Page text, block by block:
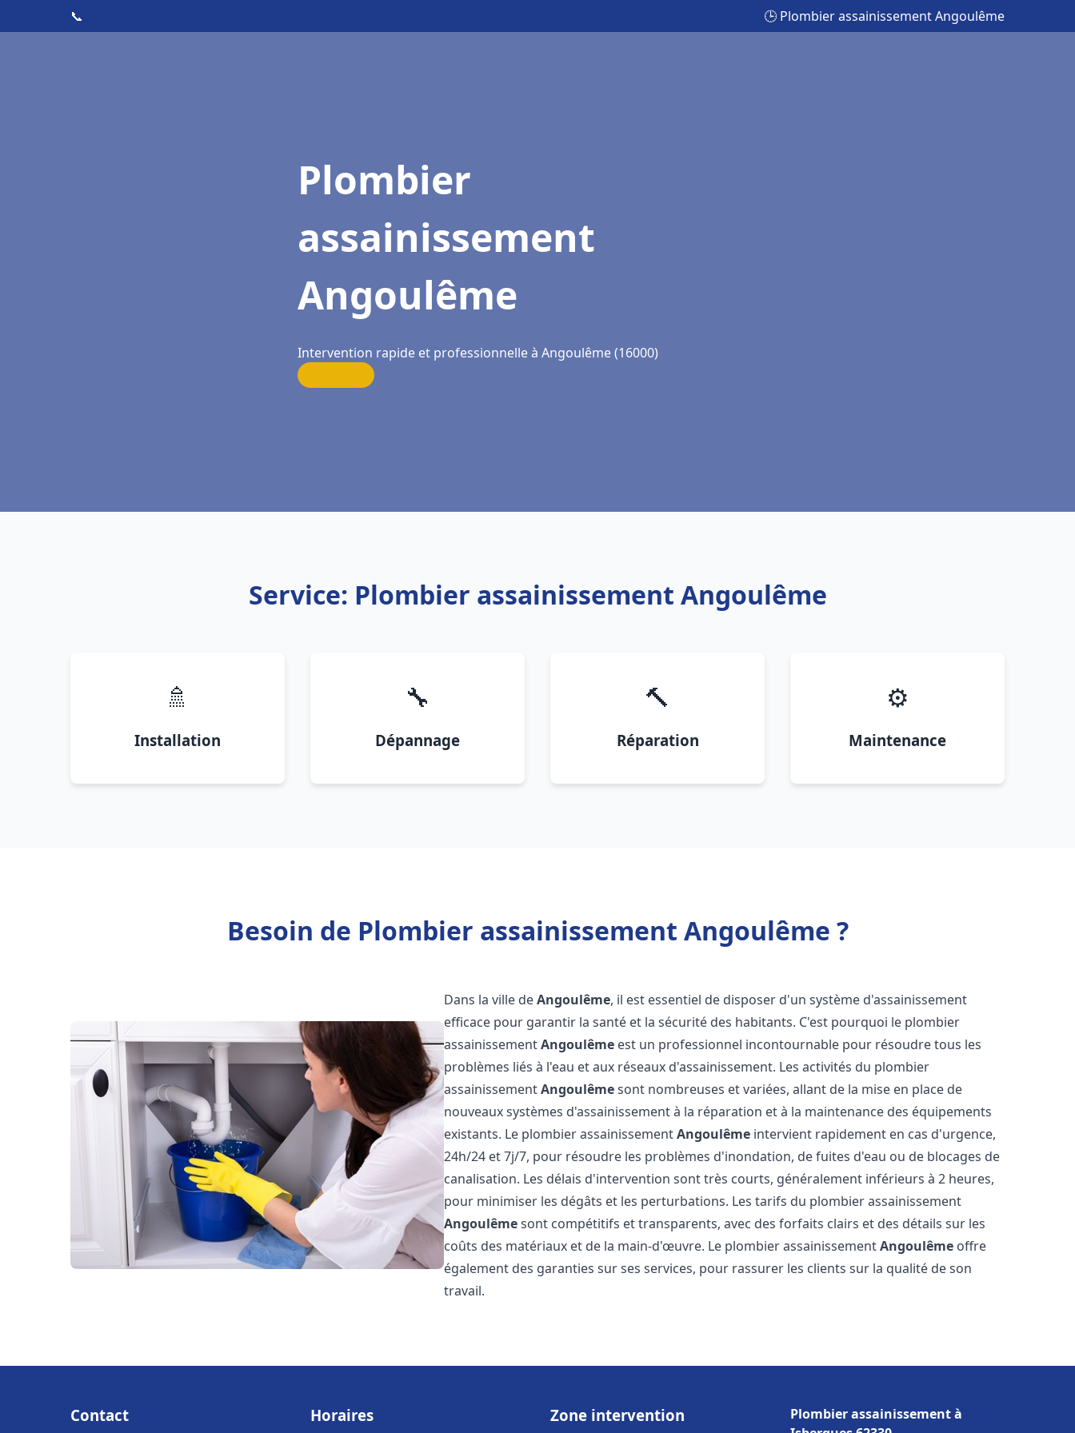
📞 🕒 Plombier assainissement Angoulême
Plombier
assainissement
Angoulême
Intervention rapide et professionnelle à Angoulême (16000)
Service: Plombier assainissement Angoulême
🚿
Installation
🔧
Dépannage
🔨
Réparation
⚙️
Maintenance
Besoin de Plombier assainissement Angoulême ?
Dans la ville deAngoulême, il est essentiel de disposer d'un système d'assainissement
efficace pour garantir la santé et la sécurité des habitants. C'est pourquoi le plombier
assainissementAngoulême est un professionnel incontournable pour résoudre tous les
problèmes liés à l'eau et aux réseaux d'assainissement. Les activités du plombier
assainissementAngoulêmesont nombreuses et variées, allant de la mise en place de
nouveaux systèmes d'assainissement à la réparation et à la maintenance des équipements
existants. Le plombier assainissementAngoulême intervient rapidement en cas d'urgence,
24h/24 et 7j/7, pour résoudre les problèmes d'inondation, de fuites d'eau ou de blocages de
canalisation. Les délais d'intervention sont très courts, généralement inférieurs à 2 heures,
pour minimiser les dégâts et les perturbations. Les tarifs du plombier assainissement
Angoulêmesont compétitifs et transparents, avec des forfaits clairs et des détails sur les
coûts des matériaux et de la main-d'œuvre. Le plombier assainissementAngoulême offre
également des garanties sur ses services, pour rassurer les clients sur la qualité de son
travail.
Contact Horaires Zone intervention
Plombier assainissement à